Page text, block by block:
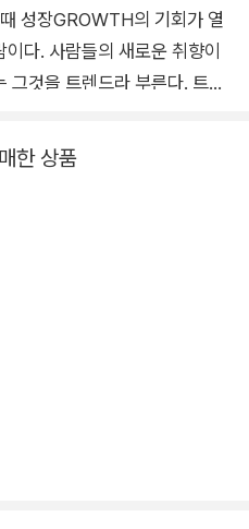
그것을 트렌드라 부른다. 트렌
자 김난도 이러한 이유
영상 속에서 각종 유행 챌린
장에도 나가 있는 그들을 긍정
인 관점에서 벗어나, 산업적으
동하고 있는 그들의 삶 자체를
로 파악하기 위해 최대한 다양
을 바탕으로 쓰였다. 2030 여
명을 대상으로 직접 설문조
널을 활용해 온라인 설문조사
한 상품